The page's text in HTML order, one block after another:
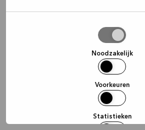
Noodzakelijk
Voorkeuren
Statistieken